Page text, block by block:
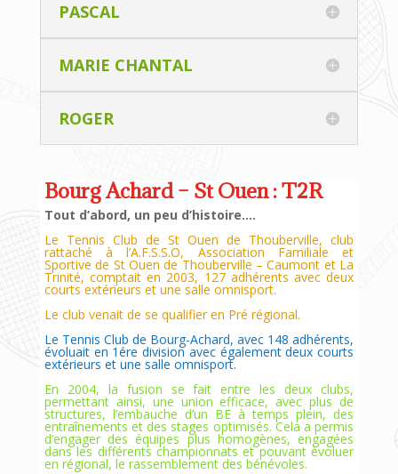
PASCAL
MARIE CHANTAL
ROGER
Bourg Achard – St Ouen : T2R
Tout d’abord, un peu d’histoire….
Le Tennis Club de St Ouen de Thouberville, club
rattaché à l’A.F.S.S.O, Association Familiale et
Sportive de St Ouen de Thouberville – Caumont et La
Trinité, comptait en 2003, 127 adhérents avec deux
courts extérieurs et une salle omnisport.
Le club venait de se qualifier en Pré régional.
Le Tennis Club de Bourg-Achard, avec 148 adhérents,
évoluait en 1ére division avec également deux courts
extérieurs et une salle omnisport.
En 2004, la fusion se fait entre les deux clubs,
permettant ainsi, une union efficace, avec plus de
structures, l’embauche d’un BE à temps plein, des
entraînements et des stages optimisés. Cela a permis
d’engager des équipes plus homogènes, engagées
dans les différents championnats et pouvant évoluer
en régional, le rassemblement des bénévoles.